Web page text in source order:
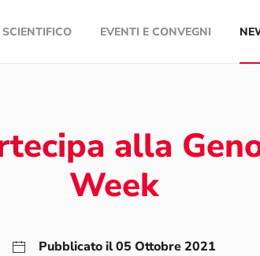
EVENTI E CONVEGNI
alla
Week
Pubblicato il 05 Ottobre 2021